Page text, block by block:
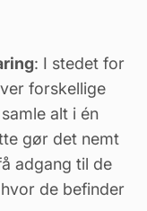
: I stedet for
forskellige
alt i én
gør det nemt
adgang til de
de befinder